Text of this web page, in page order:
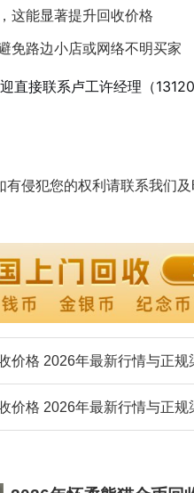
这能显著提升回收价格
免路边小店或网络不明买家
直接联系卢工许经理（
侵犯您的权利请联系我们及
价格 2026年最新行情与正规
价格 2026年最新行情与正规